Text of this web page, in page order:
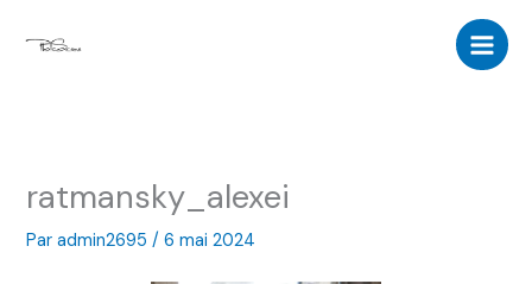
ratmansky_alexei
Paradmin2695/6 mai 2024